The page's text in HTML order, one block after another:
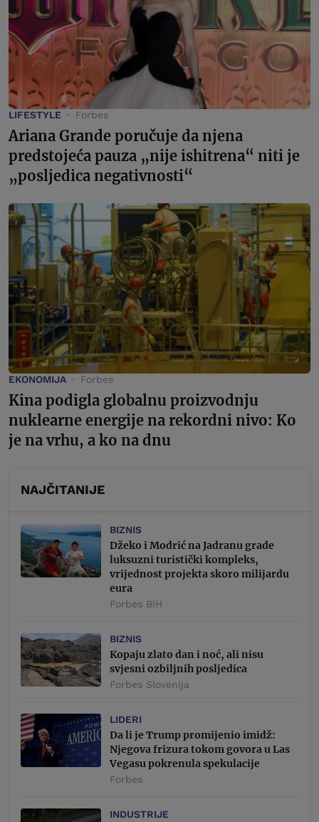
LIFESTYLE Forbes
Ariana Grande poručuje da njena
predstojeća pauza „nije ishitrena“ niti je
„posljedica negativnosti“
EKONOMIJA Forbes
Kina podigla globalnu proizvodnju
nuklearne energije na rekordni nivo: Ko
je na vrhu, a ko na dnu
NAJČITANIJE
BIZNIS
Džeko i Modrić na Jadranu grade
luksuzni turistički kompleks,
vrijednost projekta skoro milijardu
eura
Forbes BiH
BIZNIS
Kopaju zlato dan i noć, ali nisu
svjesni ozbiljnih posljedica
Forbes Slovenija
LIDERI
Da li je Trump promijenio imidž:
Njegova frizura tokom govora u Las
Vegasu pokrenula spekulacije
Forbes
INDUSTRIJE